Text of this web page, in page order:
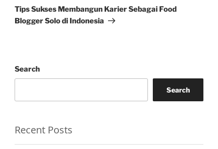
Post
Tips Sukses Membangun Karier Sebagai Food
Blogger Solo di Indonesia
Search
Search
Recent Posts